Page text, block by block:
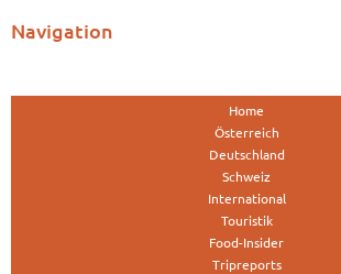
Navigation
Home
Österreich
Deutschland
Schweiz
International
Touristik
Food-Insider
Tripreports